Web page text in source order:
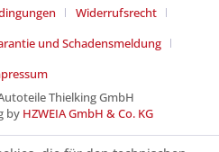
Widerrufsrecht
und Schadensmeldung
Thielking GmbH
by HZWEIA GmbH & Co. KG